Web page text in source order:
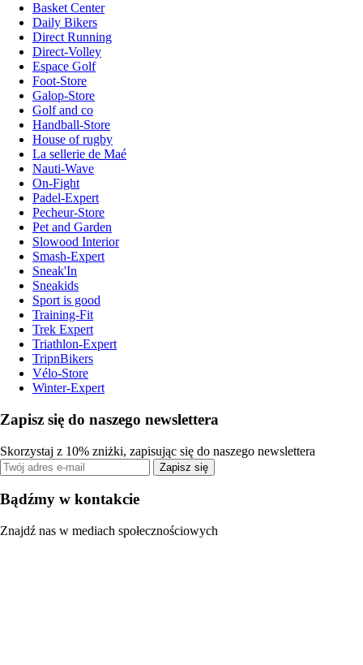
Basket Center
Daily Bikers
Direct Running
Direct-Volley
Espace Golf
Foot-Store
Galop-Store
Golf and co
Handball-Store
House of rugby
La sellerie de Maé
Nauti-Wave
On-Fight
Padel-Expert
Pecheur-Store
Pet and Garden
Slowood Interior
Smash-Expert
Sneak'In
Sneakids
Sport is good
Training-Fit
Trek Expert
Triathlon-Expert
TripnBikers
Vélo-Store
Winter-Expert
Zapisz się do naszego newslettera
Skorzystaj z 10% zniżki, zapisując się do naszego newslettera
Zapisz się
Bądźmy w kontakcie
Znajdź nas w mediach społecznościowych